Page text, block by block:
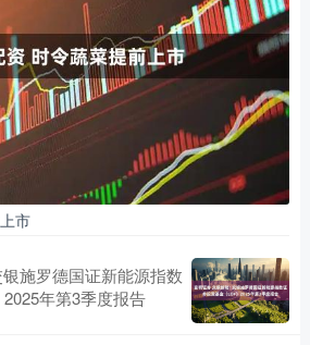
市
施罗德国证新能源指数
年第3季度报告